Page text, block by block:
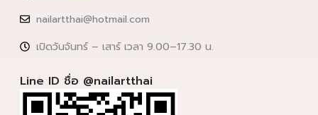
nailartthai@hotmail.com
เปิดวันจันทร์ – เสาร์ เวลา 9.00–17.30 น.
Line ID ชื่อ @nailartthai